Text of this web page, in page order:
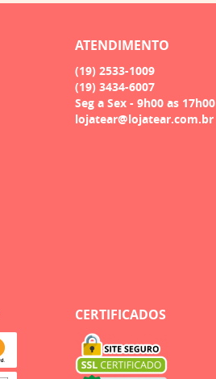
ATENDIMENTO
(19) 2533-1009
(19) 3434-6007
Seg a Sex - 9h00 as 17h00
lojatear@lojatear.com.br
CERTIFICADOS